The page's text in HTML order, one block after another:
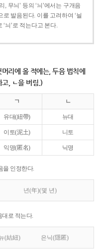
무늬’ 등의 ‘늬’에서는 구개음
로 발음된다. 이를 고려하여 ‘늴
늬’로 적는다고 본다.
리에 올 적에는, 두음 법칙에
고, ㄴ을 버림.)
ㄱ ㄴ
유대(紐帶) 뉴대
이토(泥土) 니토
익명(匿名) 닉명
을 인정한다.
년(年)(몇 년)
대로 적는다.
(結紐) 은닉(隱匿)